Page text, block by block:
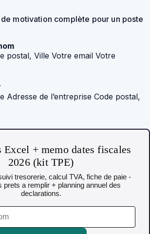
motivation complète pour un poste
postal, Ville Votre email Votre
Adresse de l’entreprise Code postal,
Excel + memo dates fiscales
2026 (kit TPE)
tresorerie, calcul TVA, fiche de paie -
prets a remplir + planning annuel des
declarations.